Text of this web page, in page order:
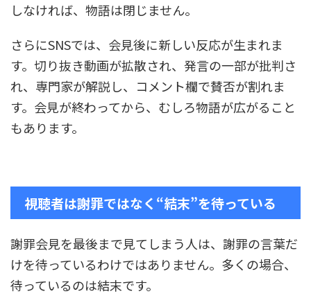
しなければ、物語は閉じません。
さらにSNSでは、会見後に新しい反応が生まれま
す。切り抜き動画が拡散され、発言の一部が批判さ
れ、専門家が解説し、コメント欄で賛否が割れま
す。会見が終わってから、むしろ物語が広がること
もあります。
視聴者は謝罪ではなく“結末”を待っている
謝罪会見を最後まで見てしまう人は、謝罪の言葉だ
けを待っているわけではありません。多くの場合、
待っているのは結末です。